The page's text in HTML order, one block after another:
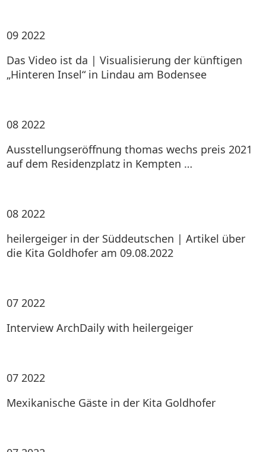
09 2022
Das Video ist da | Visualisierung der künftigen
„Hinteren Insel“ in Lindau am Bodensee
08 2022
Ausstellungseröffnung thomas wechs preis 2021
auf dem Residenzplatz in Kempten …
08 2022
heilergeiger in der Süddeutschen | Artikel über
die Kita Goldhofer am 09.08.2022
07 2022
Interview ArchDaily with heilergeiger
07 2022
Mexikanische Gäste in der Kita Goldhofer